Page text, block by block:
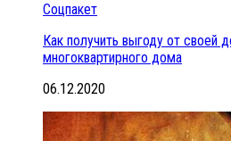
Соцпакет
Как получить выгоду от
многоквартирного дома
06.12.2020